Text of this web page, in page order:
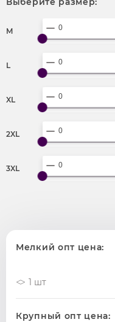
M
L
XL
2XL
3XL
Мелкий опт цена:
1 шт
Крупный опт цена: